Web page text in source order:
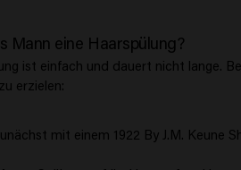
Mann eine Haarspülung?
ist einfach und dauert nicht lange.
erzielen:
mit einem 1922 By J.M. Keune